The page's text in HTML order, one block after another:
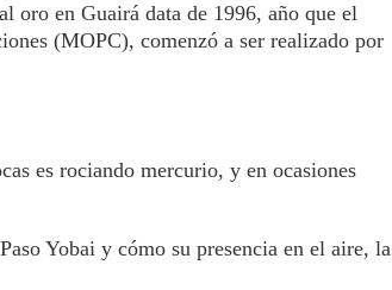
oro en Guairá data de 1996, año que el
(MOPC), comenzó a ser realizado por
es rociando mercurio, y en ocasiones
Yobai y cómo su presencia en el aire, la